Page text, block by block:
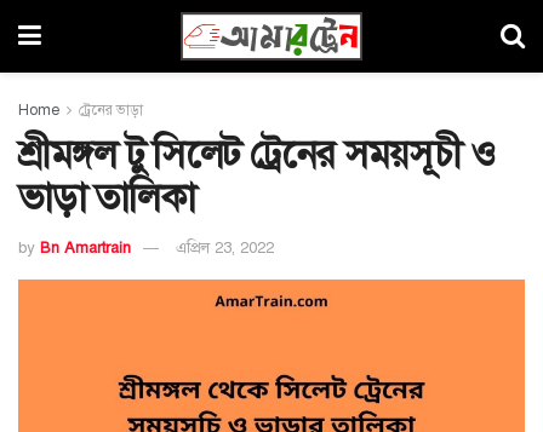
Home ট্রেনের ভাড়া
শ্রীমঙ্গল টু সিলেট ট্রেনের সময়সূচী ও
ভাড়া তালিকা
by Bn Amartrain এপ্রিল 23, 2022